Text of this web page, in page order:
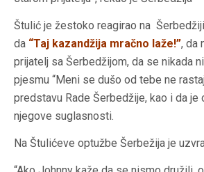
Štulić je žestoko reagirao na
da “Taj kazandžija mračno laže!”, da
prijatelj sa Šerbedžijom, da se nikada
pjesmu “Meni se dušo od tebe ne
predstavu Rade Šerbedžije, kao i da je
njegove suglasnosti.
Na Štulićeve optužbe Šerbežija je